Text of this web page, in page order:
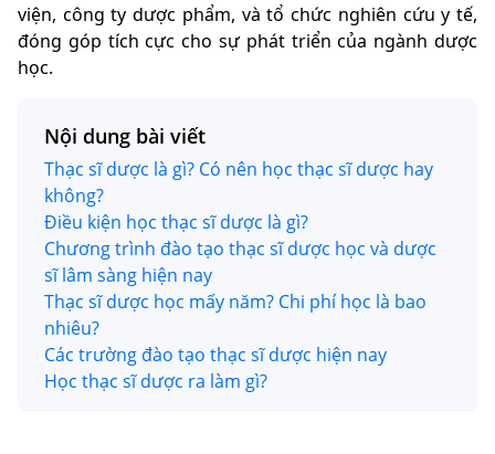
viện, công ty dược phẩm, và tổ chức nghiên cứu y tế,
đóng góp tích cực cho sự phát triển của ngành dược
học.
Nội dung bài viết
Thạc sĩ dược là gì? Có nên học thạc sĩ dược hay
không?
Điều kiện học thạc sĩ dược là gì?
Chương trình đào tạo thạc sĩ dược học và dược
sĩ lâm sàng hiện nay
Thạc sĩ dược học mấy năm? Chi phí học là bao
nhiêu?
Các trường đào tạo thạc sĩ dược hiện nay
Học thạc sĩ dược ra làm gì?